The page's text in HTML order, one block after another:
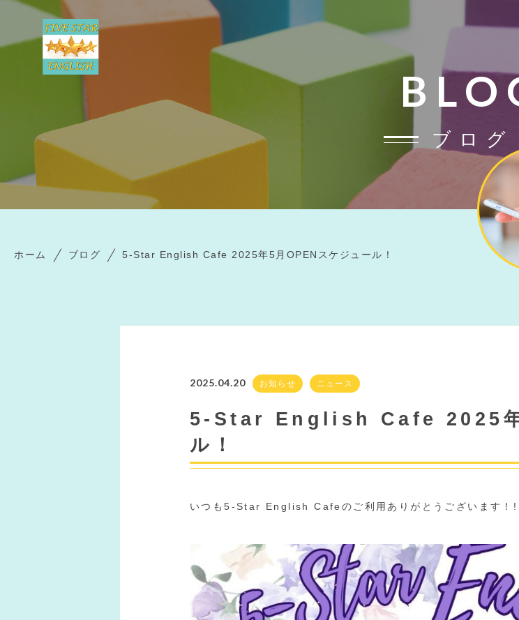
ブログ
ホーム ブログ 5-Star English Cafe 2025年5月OPENスケジュール！
2025.04.20 お知らせ ニュース
5-Star English Cafe 2025年
ル！
いつも5-Star English Cafeのご利用ありがとうございます！!